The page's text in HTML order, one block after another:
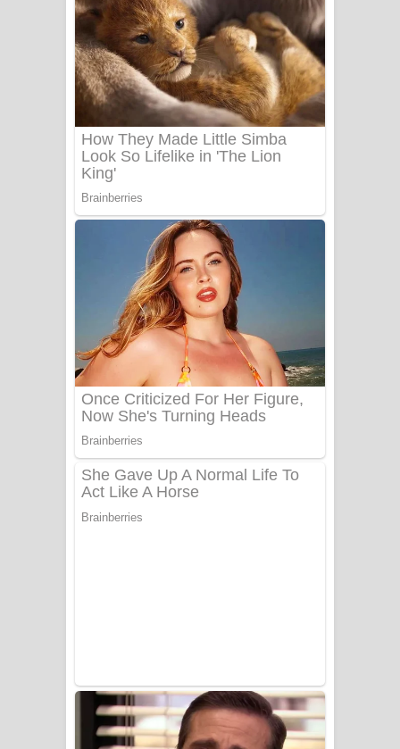
නිවුනා නුඹ හින්දා ගීතයේ පද පෙළ
Numba Dun Aadare Song Lyrics - නුඹ
දුන් ආදරේ ගීතයේ පද පෙළ
Liyamuda Dan Anagathe Song Lyrics
Doni Song Lyrics - දෝණි ගීතයේ පද
පෙළ
Benthara Palame Song Lyrics -
බෙන්තර පාලමේ ගීතයේ පද පෙළ
Sanda Babalena Song Lyrics - සඳ
බැබලෙන ගීතයේ පද පෙළ
Adare Wadi Nisa Song Lyrics - ආදරේ
වැඩි නිසා ගීතයේ පද පෙළ
UNUHUMA Song Lyrics - උණුහුම
යායේ දිලෙනා ගීතයේ පද පෙළ
Ow Man Sosa Song Lyrics - ඔව් මං